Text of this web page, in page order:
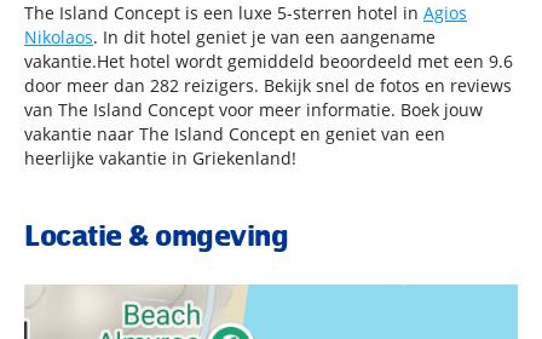
The Island Concept is een luxe 5-sterren hotel in Agios
Nikolaos. In dit hotel geniet je van een aangename
vakantie.Het hotel wordt gemiddeld beoordeeld met een 9.6
door meer dan 282 reizigers. Bekijk snel de fotos en reviews
van The Island Concept voor meer informatie. Boek jouw
vakantie naar The Island Concept en geniet van een
heerlijke vakantie in Griekenland!
Locatie & omgeving